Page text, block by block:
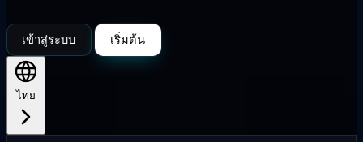
เข้าสู่ระบบ เริ่มต้น
ไทย